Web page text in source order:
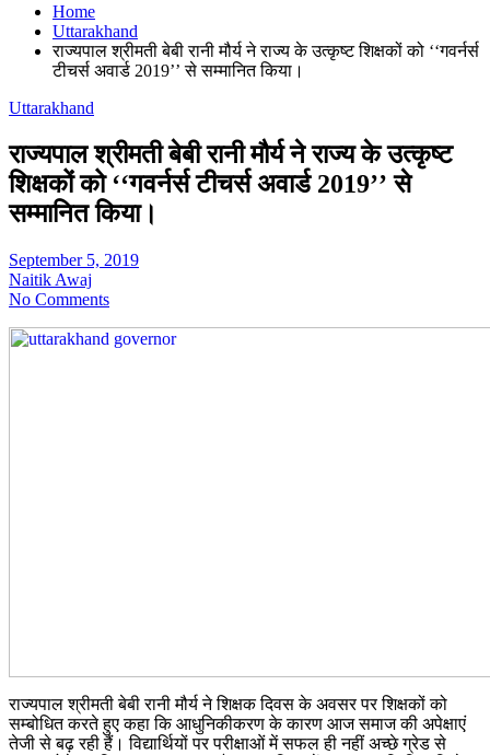
Home
Uttarakhand
राज्यपाल श्रीमती बेबी रानी मौर्य ने राज्य के उत्कृष्ट शिक्षकों को ‘‘गवर्नर्स
टीचर्स अवार्ड 2019’’ से सम्मानित किया।
Uttarakhand
राज्यपाल श्रीमती बेबी रानी मौर्य ने राज्य के उत्कृष्ट
शिक्षकों को ‘‘गवर्नर्स टीचर्स अवार्ड 2019’’ से
सम्मानित किया।
September 5, 2019
Naitik Awaj
No Comments
राज्यपाल श्रीमती बेबी रानी मौर्य ने शिक्षक दिवस के अवसर पर शिक्षकों को
सम्बोधित करते हुए कहा कि आधुनिकीकरण के कारण आज समाज की अपेक्षाएं
तेजी से बढ़ रही हैं। विद्यार्थियों पर परीक्षाओं में सफल ही नहीं अच्छे ग्रेड से